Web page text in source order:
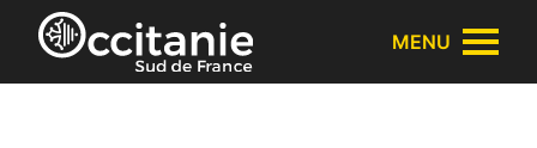
Panneau de gestion des cookies
MENU